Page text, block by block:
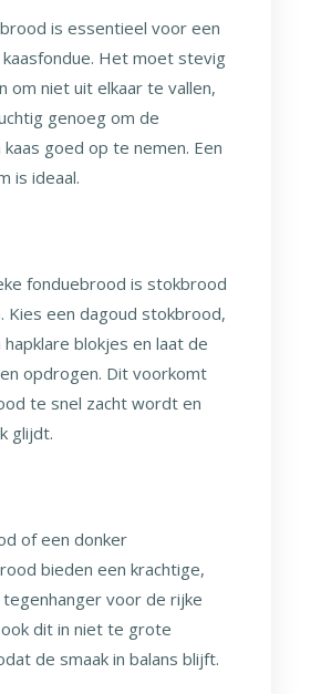
is essentieel voor een
Het moet stevig
om niet uit elkaar te vallen,
genoeg om de
goed op te nemen. Een
is ideaal.
fonduebrood is stokbrood
Kies een dagoud stokbrood,
hapklare blokjes en laat de
opdrogen. Dit voorkomt
te snel zacht wordt en
glijdt.
of een donker
bieden een krachtige,
voor de rijke
ook dit in niet te grote
de smaak in balans blijft.